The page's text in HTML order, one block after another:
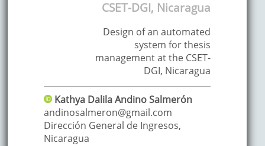
CSET-DGI, Nicaragua
Design of an automated
system for thesis
management at the CSET-
DGI, Nicaragua
Kathya DalilaAndino Salmerón
andinosalmeron@gmail.com
Dirección General de Ingresos,
Nicaragua